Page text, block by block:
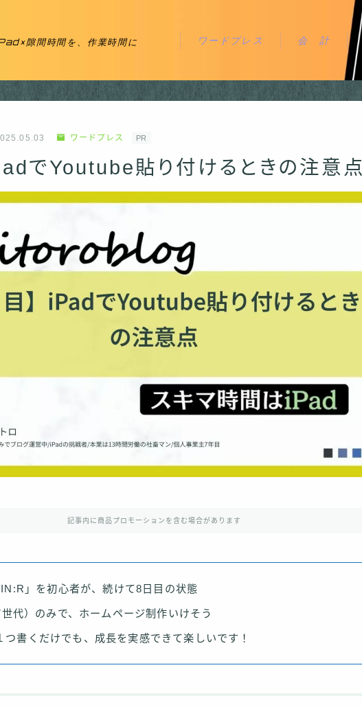
隙間時間を、作業時間に ワードプレス 会 計
ワードプレス PR
でYoutube貼り付けるときの注意点
記事内に商品プロモーションを含む場合があります
」を初心者が、続けて8日目の状態
代）のみで、ホームページ制作いけそう
つ書くだけでも、成長を実感できて楽しいです！